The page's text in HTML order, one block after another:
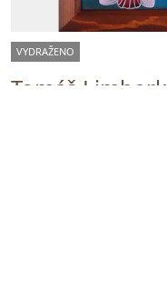
VYDRAŽENO
Tomáš Limberk